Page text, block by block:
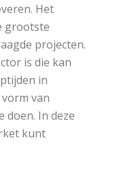
Het
grootste
projecten.
is die kan
in
van
doen. In deze
kunt